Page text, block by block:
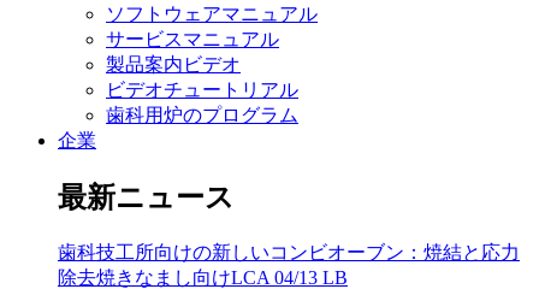
ソフトウェアマニュアル
サービスマニュアル
製品案内ビデオ
ビデオチュートリアル
歯科用炉のプログラム
企業
最新ニュース
歯科技工所向けの新しいコンビオーブン：焼結と応力
除去焼きなまし向けLCA 04/13 LB